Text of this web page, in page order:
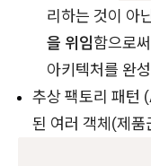
리하는 것이 아
을 위임함으로
아키텍처를 완
추상 팩토리 패
된 여러 객체(제품